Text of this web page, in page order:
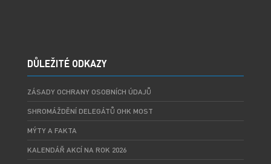
DŮLEŽITÉ ODKAZY
ZÁSADY OCHRANY OSOBNÍCH ÚDAJŮ
SHROMÁŽDĚNÍ DELEGÁTŮ OHK MOST
MÝTY A FAKTA
KALENDÁŘ AKCÍ NA ROK 2026